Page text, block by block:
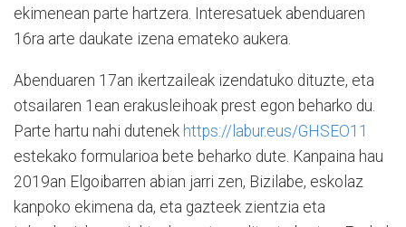
ekimenean parte hartzera. Interesatuek abenduaren
16ra arte daukate izena emateko aukera.
Abenduaren 17an ikertzaileak izendatuko dituzte, eta
otsailaren 1ean erakusleihoak prest egon beharko du.
Parte hartu nahi dutenek https://labur.eus/GHSEO11
estekako formularioa bete beharko dute. Kanpaina hau
2019an Elgoibarren abian jarri zen, Bizilabe, eskolaz
kanpoko ekimena da, eta gazteek zientzia eta